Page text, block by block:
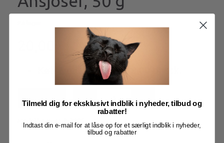
eller flere til18,00
Tilmeld dig for eksklusivt indblik i nyheder, tilbud og
rabatter!
Indtast din e-mail for at låse op for et særligt indblik i nyheder,
tilbud og rabatter